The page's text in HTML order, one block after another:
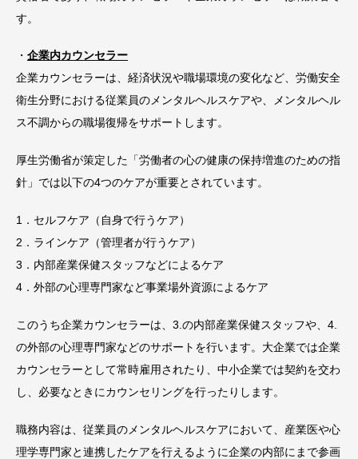
す。
・ 企業内カウンセラー
企業カウンセラーは、経済状況や職場環境の変化など、労働安全
衛生分野における従業員のメンタルヘルスケアや、メンタルヘル
ス不調からの職場復帰をサポートします。
厚生労働省が策定した「労働者の心の健康の保持増進のための指
針」では以下の4つのケアが重要とされています。
1．セルフケア（自身で行うケア）
2．ラインケア（管理者が行うケア）
3．内部産業保健スタッフなどによるケア
4．外部の心理専門家など事業場外資源によるケア
このうち企業カウンセラーは、3.の内部産業保健スタッフや、4.
の外部の心理専門家などのサポートを行います。大企業では企業
カウンセラーとして常時雇用されたり、中小企業では契約を交わ
し、必要なときにカウンセリングを行ったりします。
職務内容は、従業員のメンタルヘルスケアにおいて、産業医や心
理学専門家と連携したケアを行えるように企業の内部にまで参画